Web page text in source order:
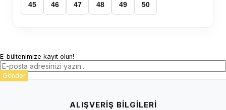
45 46 47 48 49 50
E-bültenimize kayıt olun!
Gönder
ALIŞVERİŞ BİLGİLERİ